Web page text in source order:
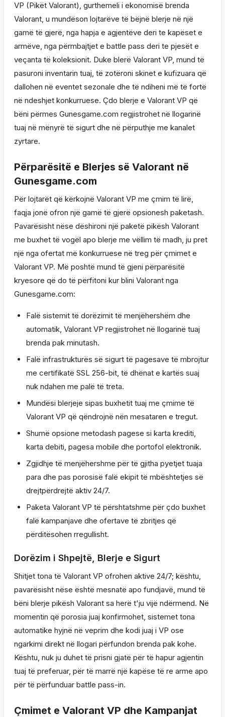
VP (Pikët Valorant), gurthemeli i ekonomisë brenda
Valorant, u mundëson lojtarëve të bëjnë blerje në një
gamë të gjerë, nga hapja e agjentëve deri te kapëset e
armëve, nga përmbajtjet e battle pass deri te pjesët e
veçanta të koleksionit. Duke blerë Valorant VP, mund të
pasuroni inventarin tuaj, të zotëroni skinet e kufizuara që
dallohen në eventet sezonale dhe të ndiheni më të fortë
në ndeshjet konkurruese. Çdo blerje e Valorant VP që
bëni përmes Gunesgame.com regjistrohet në llogarinë
tuaj në mënyrë të sigurt dhe në përputhje me kanalet
zyrtare.
Përparësitë e Blerjes së Valorant në
Gunesgame.com
Për lojtarët që kërkojnë Valorant VP me çmim të lirë,
faqja jonë ofron një gamë të gjerë opsionesh paketash.
Pavarësisht nëse dëshironi një paketë pikësh Valorant
me buxhet të vogël apo blerje me vëllim të madh, ju pret
një nga ofertat më konkurruese në treg për çmimet e
Valorant VP. Më poshtë mund të gjeni përparësitë
kryesore që do të përfitoni kur blini Valorant nga
Gunesgame.com:
Falë sistemit të dorëzimit të menjëhershëm dhe
automatik, Valorant VP regjistrohet në llogarinë tuaj
brenda pak minutash.
Falë infrastrukturës së sigurt të pagesave të mbrojtur
me certifikatë SSL 256-bit, të dhënat e kartës suaj
nuk ndahen me palë të treta.
Mundësi blerjeje sipas buxhetit tuaj me çmime të
Valorant VP që qëndrojnë nën mesataren e tregut.
Shumë opsione metodash pagese si karta krediti,
karta debiti, pagesa mobile dhe portofol elektronik.
Zgjidhje të menjëhershme për të gjitha pyetjet tuaja
para dhe pas porosisë falë ekipit të mbështetjes së
drejtpërdrejtë aktiv 24/7.
Paketa Valorant VP të përshtatshme për çdo buxhet
falë kampanjave dhe ofertave të zbritjes që
përditësohen rregullisht.
Dorëzim i Shpejtë, Blerje e Sigurt
Shitjet tona të Valorant VP ofrohen aktive 24/7; kështu,
pavarësisht nëse është mesnatë apo fundjavë, mund të
bëni blerje pikësh Valorant sa herë t'ju vijë ndërmend. Në
momentin që porosia juaj konfirmohet, sistemet tona
automatike hyjnë në veprim dhe kodi juaj i VP ose
ngarkimi direkt në llogari përfundon brenda pak kohe.
Kështu, nuk ju duhet të prisni gjatë për të hapur agjentin
tuaj të preferuar, për të marrë një kapëse të re arme apo
për të përfunduar battle pass-in.
Çmimet e Valorant VP dhe Kampanjat